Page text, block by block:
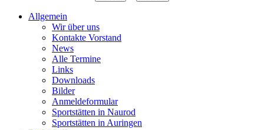
Allgemein
Wir über uns
Kontakte Vorstand
News
Alle Termine
Links
Downloads
Bilder
Anmeldeformular
Sportstätten in Naurod
Sportstätten in Auringen